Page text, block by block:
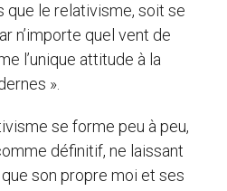
que le relativisme, soit se
n’importe quel vent de
l’unique attitude à la
».
se forme peu à peu,
définitif, ne laissant
son propre moi et ses